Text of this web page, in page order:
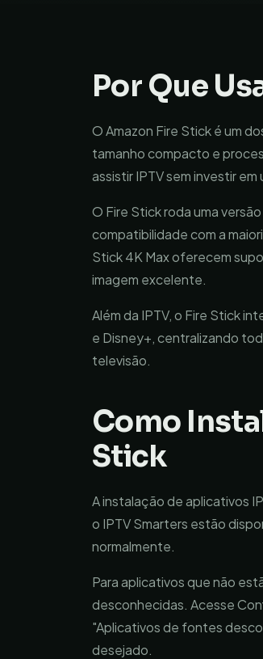
Por Que
O Amazon Fire Stick é um
tamanho compacto e
assistir IPTV sem investir em
O Fire Stick roda uma
compatibilidade com a
Stick 4K Max oferecem
imagem excelente.
Além da IPTV, o Fire Stick
e Disney+, centralizando
televisão.
Como
Stick
A instalação de aplicativos
o IPTV Smarters estão
normalmente.
Para aplicativos que não
desconhecidas. Acesse
"Aplicativos de fontes
desejado.